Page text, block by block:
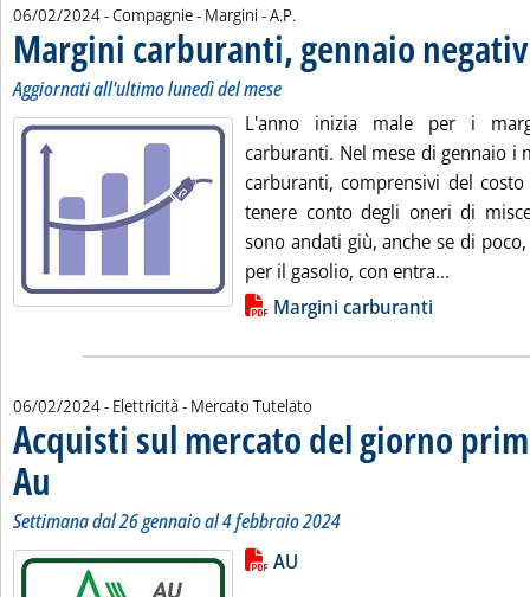
06/02/2024- Compagnie - Margini -di:
A.P.
Margini carburanti, gennaio
Aggiornati all'ultimo lunedì del mese
L'anno inizia male per i
carburanti. Nel mese di gennaio i
carburanti, comprensivi del
tenere conto degli oneri di
sono andati giù, anche se di
per il gasolio, con entra...
Lista allegati PDF alla notiziaMargini carburanti
06/02/2024- Elettricità - Mercato Tutelato
Acquisti sul mercato del giorno
Au . Sottotitolo: Settimana dal 26 gennaio al 4 febbraio 2024
. Pubblicata martedì 06 febbraio 2024 alle 9.47.
Settimana dal 26 gennaio al 4 febbraio 2024
Leggi tutta la notizia: 'Acquisti
Lista allegati PDF alla notizia
AU